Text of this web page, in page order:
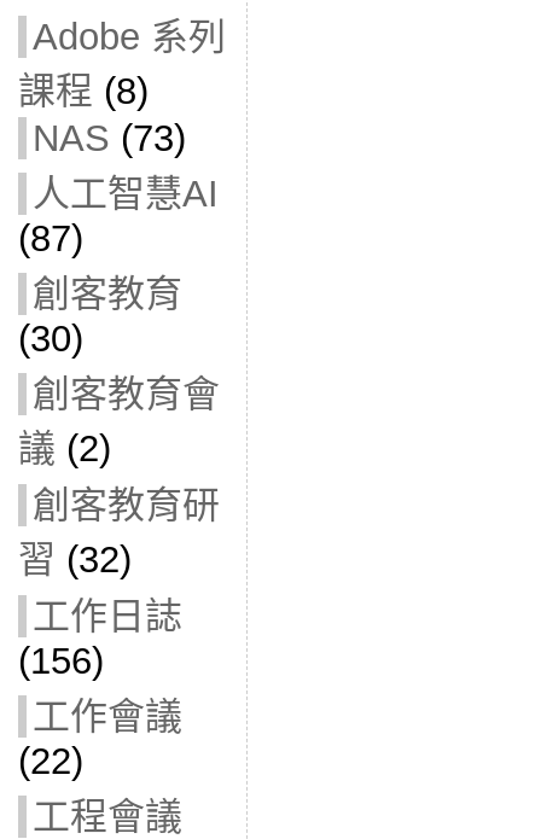
Adobe 系列
課程 (8)
NAS (73)
人工智慧AI
(87)
創客教育
(30)
創客教育會
議 (2)
創客教育研
習 (32)
工作日誌
(156)
工作會議
(22)
工程會議